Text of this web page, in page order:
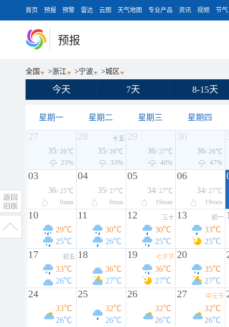
首页 预报 预警 雷达 云图 天气地图 专业产品 资讯 视频 节气
预报
全国 >浙江 >宁波 >城区
今天 7天 8-15天
星期一 星期二 星期三 星期四
27
35/ 26℃
23%
28 十五
35/ 26℃
33%
29
36/ 27℃
40%
30
36/ 26℃
47%
03
36/ 25℃
0mm
04
35/ 27℃
0mm
05
34/ 27℃
19mm
06
34/ 27℃
19mm
10
29℃
25℃
11
30℃
26℃
12 三十
30℃
25℃
13 初一
33℃
25℃
17 初五
33℃
26℃
18
36℃
27℃
19 七夕节
36℃
27℃
20
35℃
27℃
24
33℃
26℃
25
32℃
26℃
26
32℃
26℃
27 中元节
32℃
26℃